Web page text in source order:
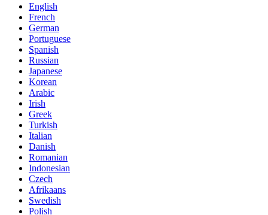
English
French
German
Portuguese
Spanish
Russian
Japanese
Korean
Arabic
Irish
Greek
Turkish
Italian
Danish
Romanian
Indonesian
Czech
Afrikaans
Swedish
Polish